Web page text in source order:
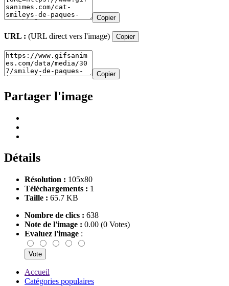
Copier
URL : (URL direct vers l'image) Copier
Copier
Partager l'image
Détails
Résolution : 105x80
Téléchargements : 1
Taille : 65.7 KB
Nombre de clics : 638
Note de l'image : 0.00 (0 Votes)
Evaluez l'image :
Accueil
Catégories populaires